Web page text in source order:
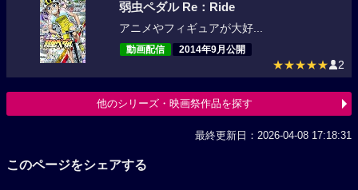
弱虫ペダル Re：Ride
アニメやフィギュアが大好...
動画配信 2014年9月公開
★★★★★ 2
他のシリーズ・映画祭作品を探す
最終更新日：2026-04-08 17:18:31
このページをシェアする